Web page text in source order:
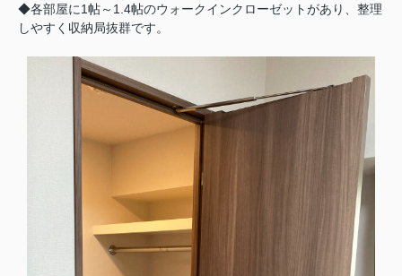
◆各部屋に1帖～1.4帖のウォークインクローゼットがあり、整理
しやすく収納局抜群です。